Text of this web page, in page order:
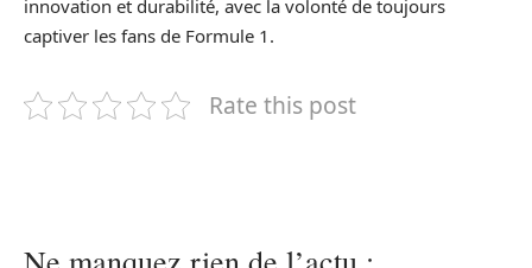
innovation et durabilité, avec la volonté de toujours
captiver les fans de Formule 1.
Rate this post